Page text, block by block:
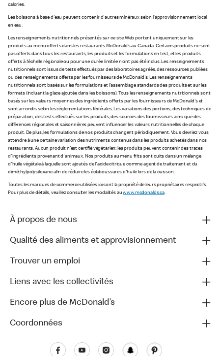
calories.
Les boissons à base d'eau peuvent contenir d'autres minéraux selon l’approvisionnement local
en eau.
Les renseignements nutritionnels présentés sur ce site Web portent uniquement sur les
produits au menu offerts dans les restaurants McDonald’s au Canada. Certains produits ne sont
pas offerts dans tous les restaurants; les produits et les formulations en test, et les produits
offerts à l'échelle régionale ou pour une durée limitée n'ont pas été inclus. Les renseignements
nutritionnels sont issus de tests effectués par des laboratoires agréés, des ressources publiées
ou des renseignements offerts par les fournisseurs de McDonald's. Les renseignements
nutritionnels sont basés sur les formulations et l’assemblage standards des produits et sur les
formats (incluant la glace ajoutée dans les boissons). Tous les renseignements nutritionnels sont
basés sur les valeurs moyennes des ingrédients offerts par les fournisseurs de McDonald's et
sont arrondis selon les réglementations fédérales. Les variations des portions, des techniques de
préparation, des tests effectués sur les produits, des sources des fournisseurs ainsi que des
différences régionales et saisonnières peuvent influencer les valeurs nutritionnelles de chaque
produit. De plus, les formulations de nos produits changent périodiquement. Vous devriez vous
attendre à une certaine variation des nutriments contenus dans les produits achetés dans nos
restaurants. Aucun produit n'est certifié végétarien; les produits peuvent contenir des traces
d'ingrédients provenant d'animaux. Nos produits au menu frits sont cuits dans un mélange
d'huile végétale à laquelle sont ajoutés de l'acide citrique comme agent de traitement et du
diméthylpolysiloxane afin de réduire les éclaboussures d'huile lors de la cuisson.
Toutes les marques de commerce utilisées ici sont la propriété de leurs propriétaires respectifs.
Pour plus de détails, veuillez consulter les modalités auwww.mcdonalds.ca.
À propos de nous
Qualité des aliments et approvisionnement
Trouver un emploi
Liens avec les collectivités
Encore plus de McDonald’s
Coordonnées